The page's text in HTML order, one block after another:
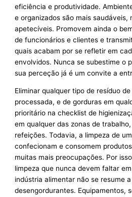
eficiência e produtividade.
e organizados são mais saudáveis,
apetecíveis. Promovem ainda o
de funcionários e clientes e
quais acabam por se refletir em
envolvidos. Nunca se subestime o
sua perceção já é um convite a
Eliminar qualquer tipo de resíduo
processada, e de gorduras em
prioritário na checklist de
em qualquer das zonas de
refeições. Todavia, a limpeza de
confecionam e consomem
muitas mais preocupações. Por
limpeza que nunca devem faltar
indústria alimentar não se resume
desengordurantes. Equipamentos,